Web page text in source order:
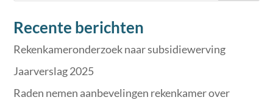
Recente berichten
Rekenkameronderzoek naar subsidiewerving
Jaarverslag 2025
Raden nemen aanbevelingen rekenkamer over